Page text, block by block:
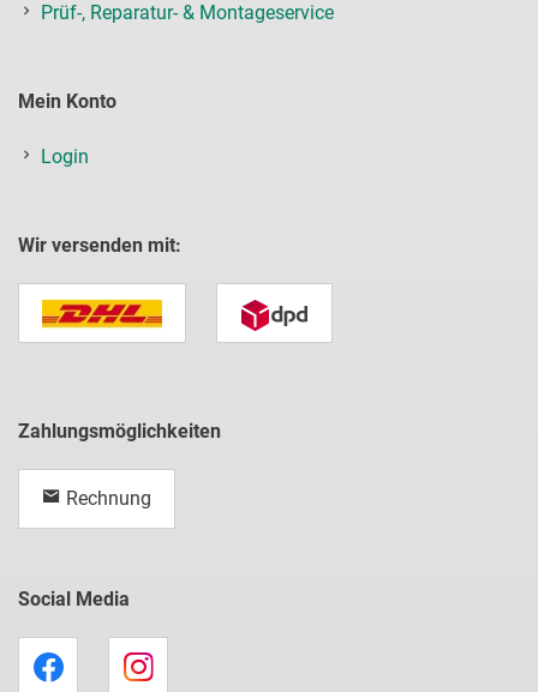
Prüf-, Reparatur- & Montageservice
Mein Konto
Login
Wir versenden mit:
Zahlungsmöglichkeiten
Rechnung
Social Media